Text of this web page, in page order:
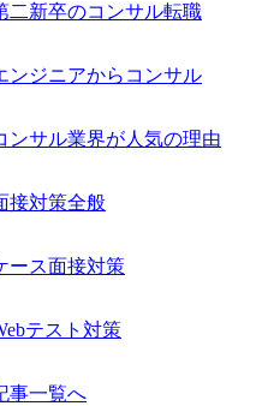
わらず、アドバイスを素
方
二新卒のコンサル転職
ンジニアからコンサル
ンサル業界が人気の理由
接対策全般
ース面接対策
テスト対策
事一覧へ